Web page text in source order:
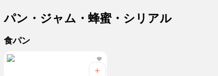
パン・ジャム・蜂蜜・シリアル
食パン